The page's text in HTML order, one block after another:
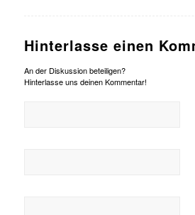
Hinterlasse einen
An der Diskussion beteiligen?
Hinterlasse uns deinen Kommentar!